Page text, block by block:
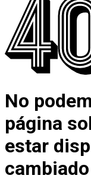
No
página
estar